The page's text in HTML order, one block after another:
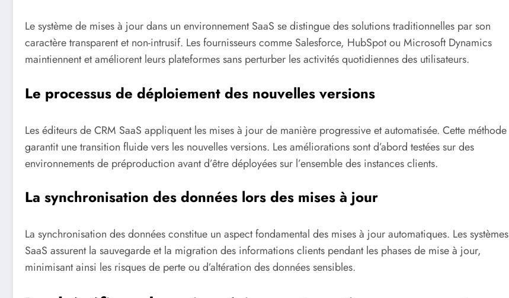
Le système de mises à jour dans un environnement SaaS se distingue des solutions traditionnelles par son
caractère transparent et non-intrusif. Les fournisseurs comme Salesforce, HubSpot ou Microsoft Dynamics
maintiennent et améliorent leurs plateformes sans perturber les activités quotidiennes des utilisateurs.
Le processus de déploiement des nouvelles versions
Les éditeurs de CRM SaaS appliquent les mises à jour de manière progressive et automatisée. Cette méthode
garantit une transition fluide vers les nouvelles versions. Les améliorations sont d’abord testées sur des
environnements de préproduction avant d’être déployées sur l’ensemble des instances clients.
La synchronisation des données lors des mises à jour
La synchronisation des données constitue un aspect fondamental des mises à jour automatiques. Les systèmes
SaaS assurent la sauvegarde et la migration des informations clients pendant les phases de mise à jour,
minimisant ainsi les risques de perte ou d’altération des données sensibles.